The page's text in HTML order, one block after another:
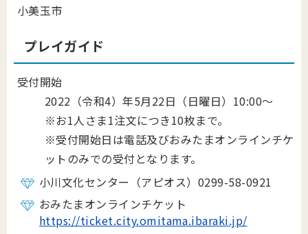
小美玉市
プレイガイド
受付開始
2022（令和4）年5月22日（日曜日）10:00～
※お1人さま1注文につき10枚まで。
※受付開始日は電話及びおみたまオンラインチケ
ットのみでの受付となります。
小川文化センター（アピオス）0299-58-0921
おみたまオンラインチケット
https://ticket.city.omitama.ibaraki.jp/